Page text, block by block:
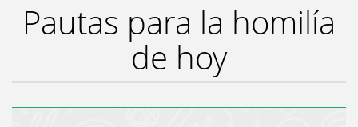
Pautas para la homilía
de hoy